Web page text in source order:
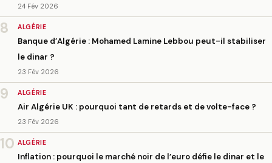
24 Fév 2026
8 ALGÉRIE
Banque d’Algérie : Mohamed Lamine Lebbou peut-il stabiliser
le dinar ?
23 Fév 2026
9 ALGÉRIE
Air Algérie UK : pourquoi tant de retards et de volte-face ?
23 Fév 2026
10 ALGÉRIE
Inflation : pourquoi le marché noir de l’euro défie le dinar et le